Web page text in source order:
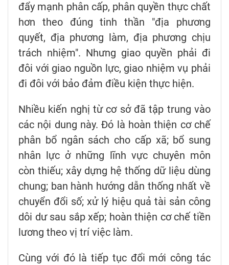
đẩy mạnh phân cấp, phân quyền thực chất
hơn theo đúng tinh thần "địa phương
quyết, địa phương làm, địa phương chịu
trách nhiệm". Nhưng giao quyền phải đi
đôi với giao nguồn lực, giao nhiệm vụ phải
đi đôi với bảo đảm điều kiện thực hiện.
Nhiều kiến nghị từ cơ sở đã tập trung vào
các nội dung này. Đó là hoàn thiện cơ chế
phân bổ ngân sách cho cấp xã; bổ sung
nhân lực ở những lĩnh vực chuyên môn
còn thiếu; xây dựng hệ thống dữ liệu dùng
chung; ban hành hướng dẫn thống nhất về
chuyển đổi số; xử lý hiệu quả tài sản công
dôi dư sau sắp xếp; hoàn thiện cơ chế tiền
lương theo vị trí việc làm.
Cùng với đó là tiếp tục đổi mới công tác